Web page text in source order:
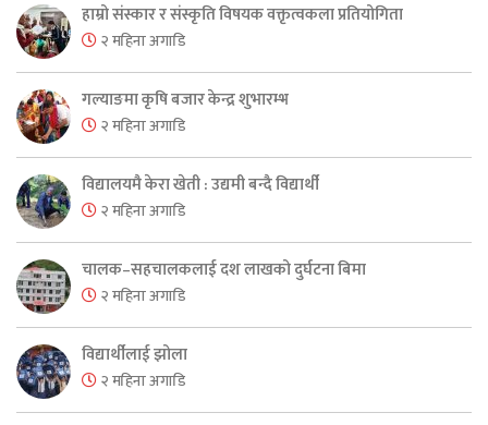
हाम्रो संस्कार र संस्कृति विषयक वक्तृत्वकला प्रतियोगिता
२ महिना अगाडि
गल्याङमा कृषि बजार केन्द्र शुभारम्भ
२ महिना अगाडि
विद्यालयमै केरा खेती : उद्यमी बन्दै विद्यार्थी
२ महिना अगाडि
चालक–सहचालकलाई दश लाखको दुर्घटना बिमा
२ महिना अगाडि
विद्यार्थीलाई झोला
२ महिना अगाडि